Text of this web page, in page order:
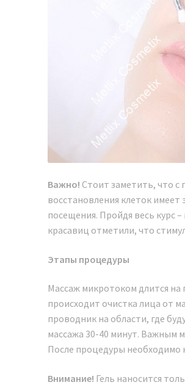
Важно! Стоит заметить, что с
восстановления клеток
посещения. Пройдя весь курс
красавиц отметили, что
Этапы процедуры
Массаж микротоком длится на
происходит очистка лица от
проводник на области, где
массажа 30-40 минут. Важным
После процедуры необходимо
Внимание! Гель наносится